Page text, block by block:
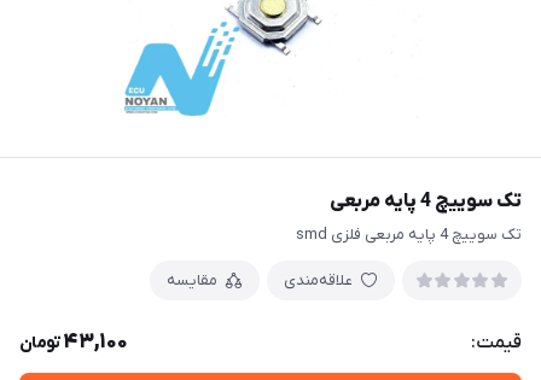
تک سوییچ 4 پایه مربعی
تک سوییچ 4 پایه مربعی فلزی smd
علاقه‌مندی مقایسه
قیمت: 43,100تومان